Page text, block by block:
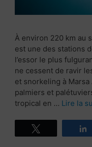
À environ 220 km au
est une des stations
l’essor le plus
ne cessent de ravir
et snorkeling à
palmiers et
tropical en … Lire la